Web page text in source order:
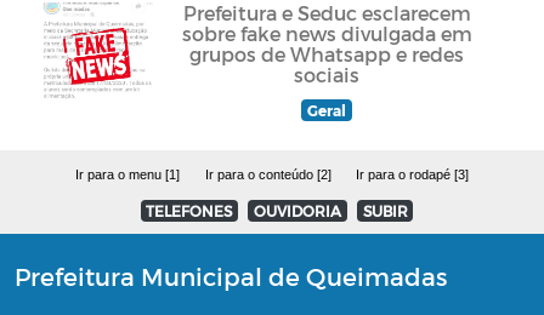
Prefeitura e Seduc esclarecem
sobre fake news divulgada em
grupos de Whatsapp e redes
sociais
Geral
Ir para o menu [1] Ir para o conteúdo [2] Ir para o rodapé [3]
TELEFONES OUVIDORIA SUBIR
Prefeitura Municipal de Queimadas